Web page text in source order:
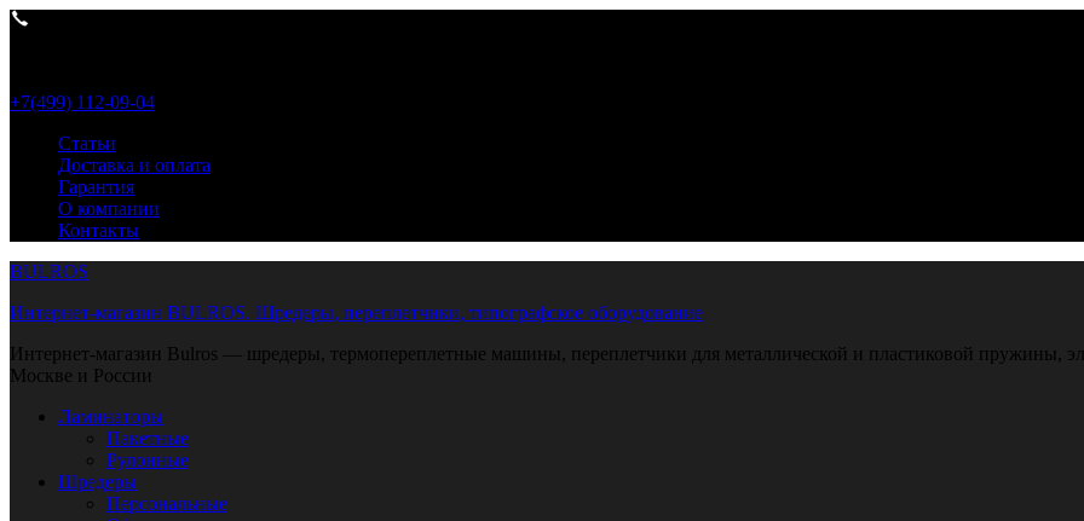
+7(499) 112-09-04
Статьи
Доставка и оплата
Гарантия
О компании
Контакты
BULROS
Интернет-магазин BULROS. Шредеры, переплетчики, типографское оборудование
Интернет-магазин Bulros — шредеры, термопереплетные машины, переплетчики для металлической и пластиковой пружины,
Москве и России
Ламинаторы
Пакетные
Рулонные
Шредеры
Персональные